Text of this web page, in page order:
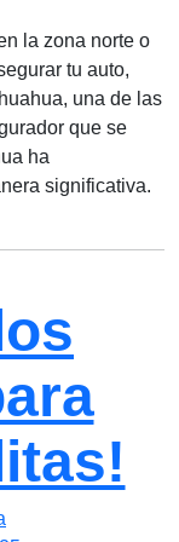
la zona norte o
tu auto,
una de las
que se
ha
significativa.